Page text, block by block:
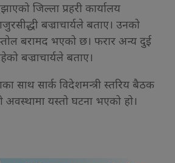
जिल्ला प्रहरी कार्यालय
बज्राचार्यले बताए। उनको
बरामद भएको छ। फरार अन्य दुई
बज्राचार्यले बताए।
साथ सार्क विदेशमन्त्री स्तरिय बैठक
अवस्थामा यस्तो घटना भएको हो।